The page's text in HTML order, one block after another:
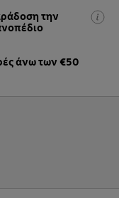
την
άνω των €50